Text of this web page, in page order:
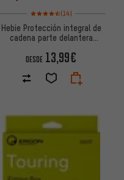
Valoración media: 4,5 de 5
(14)
Hebie Protección integral de
cadena parte delantera
DESDE 13,99€